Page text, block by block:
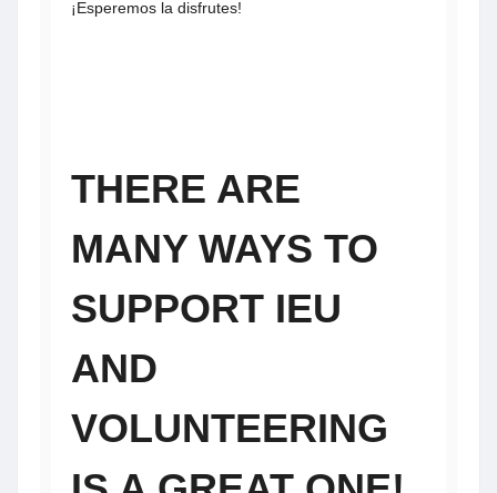
¡Esperemos la disfrutes!
THERE ARE
MANY WAYS TO
SUPPORT IEU
AND
VOLUNTEERING